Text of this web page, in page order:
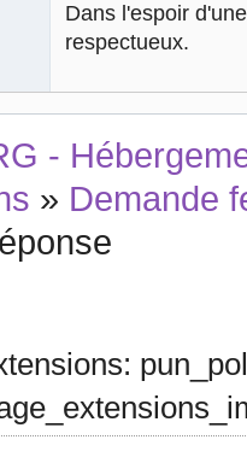
Dans l'espoir
respectueux.
-
» Demande